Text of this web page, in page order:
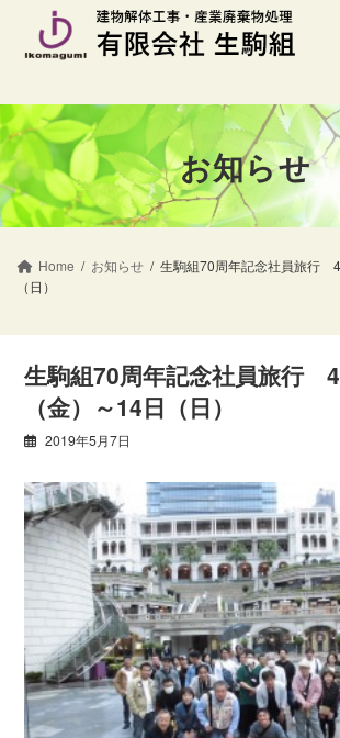
ツ
へ
ス
キ
ッ
プ
シ
ョ
ン
に
移
動
お知らせ
Home お知らせ
生駒組70周年記念社員旅行
（日）
生駒組70周年記念社員旅行
（金）～14日（日）
2019年5月7日